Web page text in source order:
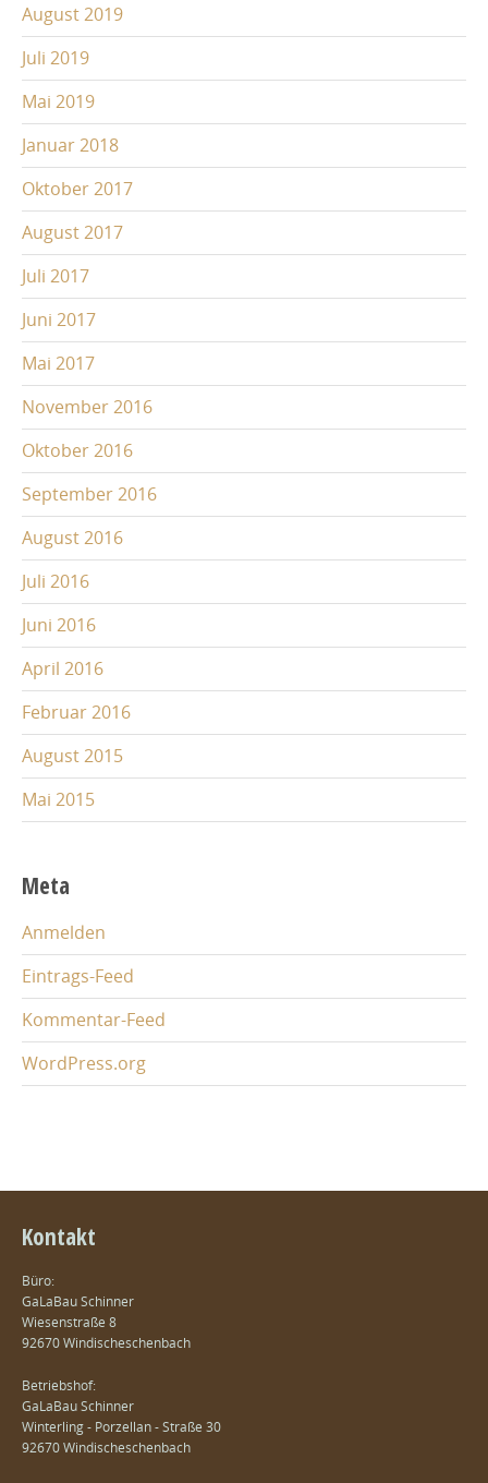
August 2019
Juli 2019
Mai 2019
Januar 2018
Oktober 2017
August 2017
Juli 2017
Juni 2017
Mai 2017
November 2016
Oktober 2016
September 2016
August 2016
Juli 2016
Juni 2016
April 2016
Februar 2016
August 2015
Mai 2015
Meta
Anmelden
Eintrags-Feed
Kommentar-Feed
WordPress.org
Kontakt
Büro:
GaLaBau Schinner
Wiesenstraße 8
92670 Windischeschenbach
Betriebshof:
GaLaBau Schinner
Winterling - Porzellan - Straße 30
92670 Windischeschenbach